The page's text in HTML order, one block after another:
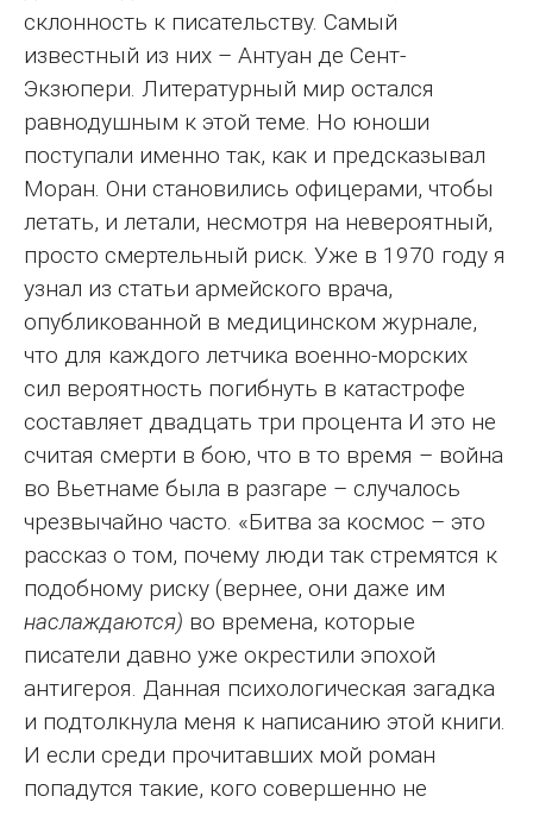
склонность к писательству. Самый
известный из них – Антуан де Сент-
Экзюпери. Литературный мир остался
равнодушным к этой теме. Но юноши
поступали именно так, как и предсказывал
Моран. Они становились офицерами, чтобы
летать, и летали, несмотря на невероятный,
просто смертельный риск. Уже в 1970 году я
узнал из статьи армейского врача,
опубликованной в медицинском журнале,
что для каждого летчика военно-морских
сил вероятность погибнуть в катастрофе
составляет двадцать три процента И это не
считая смерти в бою, что в то время – война
во Вьетнаме была в разгаре – случалось
чрезвычайно часто. «Битва за космос – это
рассказ о том, почему люди так стремятся к
подобному риску (вернее, они даже им
наслаждаются) во времена, которые
писатели давно уже окрестили эпохой
антигероя. Данная психологическая загадка
и подтолкнула меня к написанию этой книги.
И если среди прочитавших мой роман
попадутся такие, кого совершенно не